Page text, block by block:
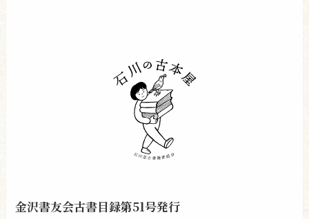
金沢書友会古書目録第51号発行